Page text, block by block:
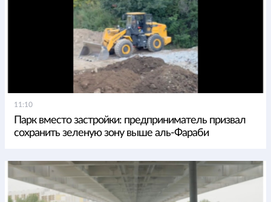
11:10
Парк вместо застройки: предприниматель призвал
сохранить зеленую зону выше аль-Фараби